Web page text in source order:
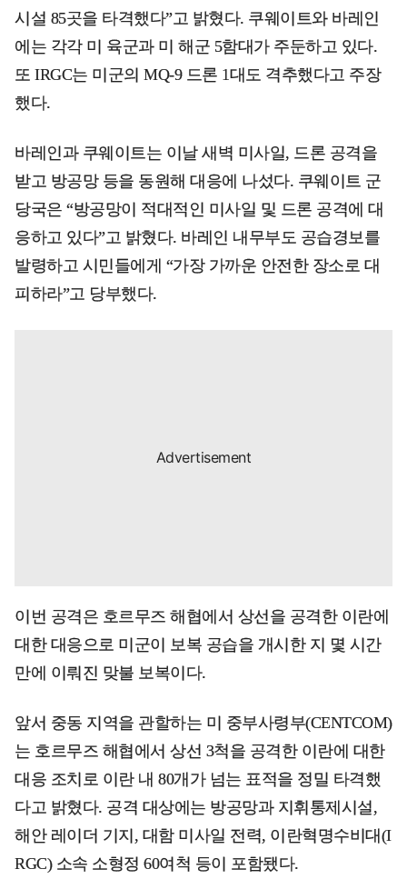
시설 85곳을 타격했다”고 밝혔다. 쿠웨이트와 바레인
에는 각각 미 육군과 미 해군 5함대가 주둔하고 있다.
또 IRGC는 미군의 MQ-9 드론 1대도 격추했다고 주장
했다.
바레인과 쿠웨이트는 이날 새벽 미사일, 드론 공격을
받고 방공망 등을 동원해 대응에 나섰다. 쿠웨이트 군
당국은 “방공망이 적대적인 미사일 및 드론 공격에 대
응하고 있다”고 밝혔다. 바레인 내무부도 공습경보를
발령하고 시민들에게 “가장 가까운 안전한 장소로 대
피하라”고 당부했다.
이번 공격은 호르무즈 해협에서 상선을 공격한 이란에
대한 대응으로 미군이 보복 공습을 개시한 지 몇 시간
만에 이뤄진 맞불 보복이다.
앞서 중동 지역을 관할하는 미 중부사령부(CENTCOM)
는 호르무즈 해협에서 상선 3척을 공격한 이란에 대한
대응 조치로 이란 내 80개가 넘는 표적을 정밀 타격했
다고 밝혔다. 공격 대상에는 방공망과 지휘통제시설,
해안 레이더 기지, 대함 미사일 전력, 이란혁명수비대(I
RGC) 소속 소형정 60여척 등이 포함됐다.